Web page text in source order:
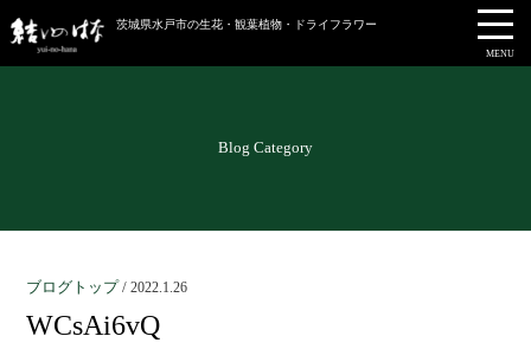
茨城県水戸市の生花・観葉植物・ドライフラワー
MENU
Blog Category
ブログトップ /2022.1.26
WCsAi6vQ